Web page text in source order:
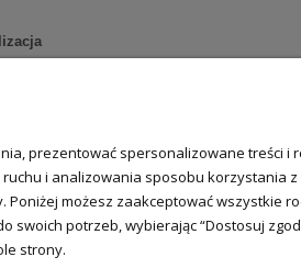
burzowe
wody
wody
wody
prezentować spersonalizowane treści
i analizowania sposobu korzystania
możesz zaakceptować wszystkie
potrzeb, wybierając “Dostosuj
strony.